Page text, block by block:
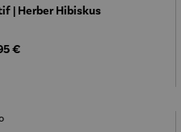
| Herber Hibiskus
Preis:
€